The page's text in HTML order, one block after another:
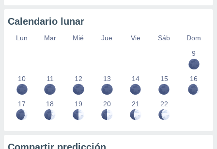
Calendario lunar
Lun Mar Mié Jue Vie Sáb
Dom
9
10 11 12 13 14 15 16
17 18 19 20 21 22